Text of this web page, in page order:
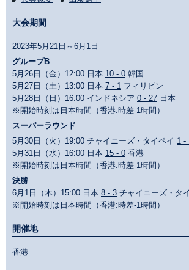
大会期間
2023年5月21日～6月1日
グループB
5月26日（金）12:00 日本 10 - 0 韓国
5月27日（土）13:00 日本 7 - 1 フィリピン
5月28日（日）16:00 インドネシア 0 - 27 日本
※開始時刻は日本時間（香港:時差-1時間）
スーパーラウンド
5月30日（火）19:00 チャイニーズ・タイペイ 1 -
5月31日（水）16:00 日本 15 - 0 香港
※開始時刻は日本時間（香港:時差-1時間）
決勝
6月1日（木）15:00 日本 8 - 3 チャイニーズ・タ
※開始時刻は日本時間（香港:時差-1時間）
開催地
香港